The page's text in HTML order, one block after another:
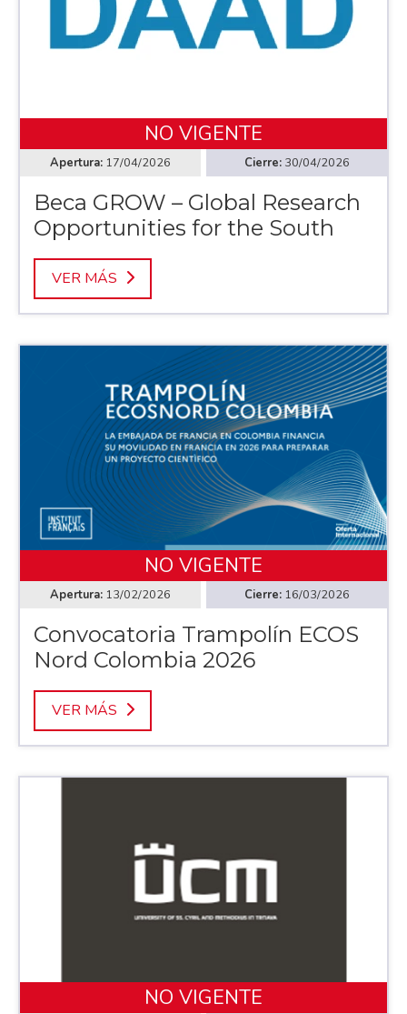
NO VIGENTE
17/04/2026 30/04/2026
Beca GROW – Global Research
Opportunities for the South
VER MÁS
NO VIGENTE
13/02/2026 16/03/2026
Convocatoria Trampolín ECOS
Nord Colombia 2026
VER MÁS
NO VIGENTE